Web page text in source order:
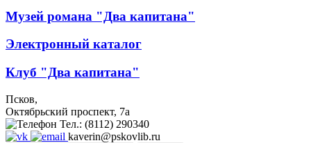
Музей романа "Два капитана"
Электронный каталог
Клуб "Два капитана"
Псков,
Октябрьский проспект, 7a
Тел.: (8112) 290340
kaverin@pskovlib.ru